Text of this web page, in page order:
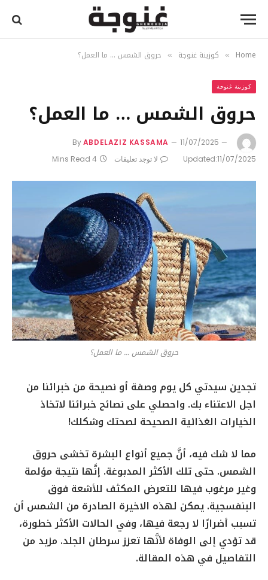
Home
» كوزينة غنوجة » حروق الشمس … ما العمل؟
كوزينة غنوجة
حروق الشمس … ما العمل؟
ByABDELAZIZ KASSAMA
11/07/2025
Updated:11/07/2025 لا توجد تعليقات 4 Mins Read
حروق الشمس ... ما العمل؟
تجدين سيدتي كل يوم وصفة أو نصيحة من خبرائنا من
اجل الاعتناء بك. واحصلي على نصائح خبرائنا لاتخاذ
الخيارات الغذائية الصحيحة لصحتك وشكلك!
مما لا شك فيه، أنَّ جميع أنواع البشرة تخشى حروق
الشمس. حتى تلك الأكثر المدبوغة. إنَّها نتيجة مؤلمة
وغير مرغوب فيها للتعرض المكثف للأشعة فوق
البنفسجية. يمكن لهذه الاخيرة الصادرة من الشمس أن
تسبب أضرارًا لا رجعة فيها، وفي الحالات الأكثر خطورة،
قد تؤدي إلى الوفاة لأنَّها تعزز سرطان الجلد. مزيد من
التفاصيل في هذه المقالة.